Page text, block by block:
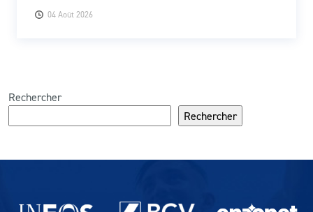
04 Août 2026
Rechercher
Rechercher
Partenaires du lausanne-Sport